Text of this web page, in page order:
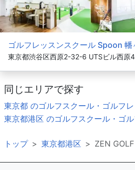
ゴルフレッスンスクール Spoon 幡
東京都渋谷区西原2-32-6 UTSビル西原
同じエリアで探す
東京都 のゴルフスクール・ゴルフ
東京都港区 のゴルフスクール・ゴ
トップ 東京都港区 ZEN